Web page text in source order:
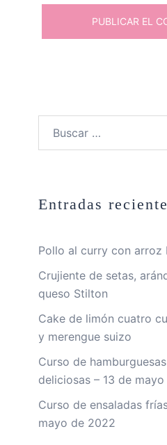
Entradas
Pollo al curry con arroz
Crujiente de setas,
queso Stilton
Cake de limón cuatro
y merengue suizo
Curso de
deliciosas – 13 de
Curso de ensaladas
mayo de 2022